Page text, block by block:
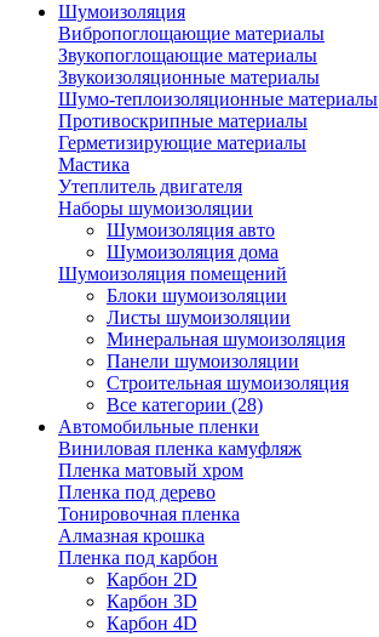
Шумоизоляция
Вибропоглощающие материалы
Звукопоглощающие материалы
Звукоизоляционные материалы
Шумо-теплоизоляционные материалы
Противоскрипные материалы
Герметизирующие материалы
Мастика
Утеплитель двигателя
Наборы шумоизоляции
Шумоизоляция авто
Шумоизоляция дома
Шумоизоляция помещений
Блоки шумоизоляции
Листы шумоизоляции
Минеральная шумоизоляция
Панели шумоизоляции
Строительная шумоизоляция
Все категории (28)
Автомобильные пленки
Виниловая пленка камуфляж
Пленка матовый хром
Пленка под дерево
Тонировочная пленка
Алмазная крошка
Пленка под карбон
Карбон 2D
Карбон 3D
Карбон 4D